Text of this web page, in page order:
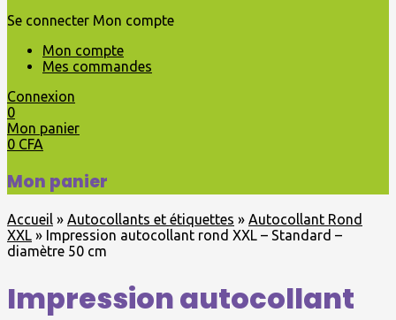
Se connecter Mon compte
Mon compte
Mes commandes
Connexion
0
Mon panier
0 CFA
Mon panier
Accueil » Autocollants et étiquettes » Autocollant Rond
XXL » Impression autocollant rond XXL – Standard –
diamètre 50 cm
Impression autocollant